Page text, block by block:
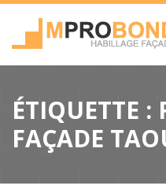
ÉTIQUETTE :
FAÇADE